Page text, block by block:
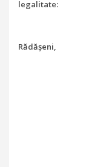
legalitate:
Rădășeni,